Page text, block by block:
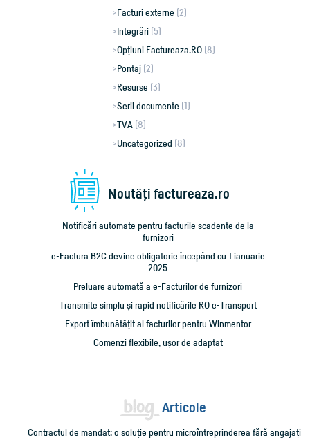
Facturi externe (2)
Integrări (5)
Opțiuni Factureaza.RO (8)
Pontaj (2)
Resurse (3)
Serii documente (1)
TVA (8)
Uncategorized (8)
Noutăţi factureaza.ro
Notificări automate pentru facturile scadente de la
furnizori
e-Factura B2C devine obligatorie începând cu 1 ianuarie
2025
Preluare automată a e-Facturilor de furnizori
Transmite simplu și rapid notificările RO e-Transport
Export îmbunătățit al facturilor pentru Winmentor
Comenzi flexibile, ușor de adaptat
Articole
Contractul de mandat: o soluție pentru microîntreprinderea fără angajați